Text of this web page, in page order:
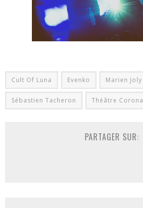
Cult Of Luna Evenko Marien Joly
Sébastien Tacheron Théâtre Corona
PARTAGER SUR: